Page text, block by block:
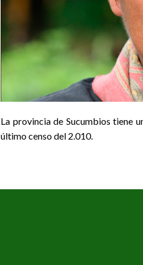
La provincia de Sucumbios tiene
último censo del 2.010.